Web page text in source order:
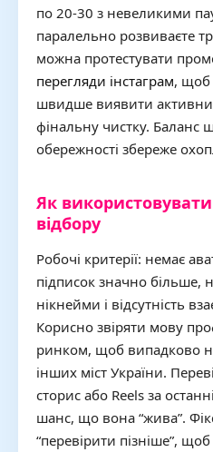
по 20-30 з невеликими
паралельно розвиваєте
можна протестувати
перегляди інстаграм, щоб
швидше виявити
фінальну чистку. Баланс
обережності збереже
Як використовувати
відбору
Робочі критерії: немає
підписок значно більше,
нікнейми і відсутність
Корисно звіряти мову
ринком, щоб випадково
інших міст України.
сторис або Reels за
шанс, що вона “жива”.
“перевірити пізніше”,